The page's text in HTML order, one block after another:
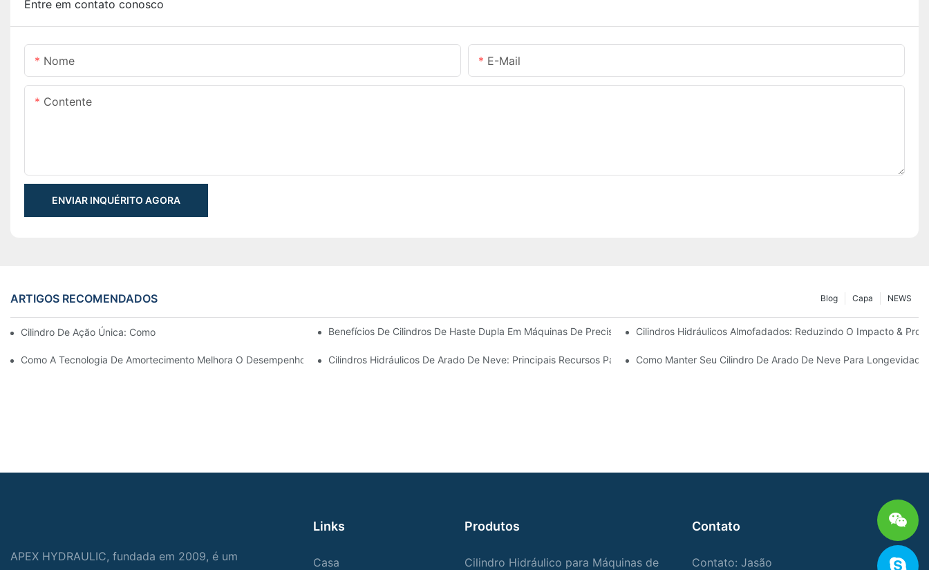
Entre em contato conosco
Nome E-Mail
Contente
ENVIAR INQUÉRITO AGORA
ARTIGOS RECOMENDADOS NEWS
Capa
Blog
Cilindro De Ação Única: Como Funciona & Aplicações Comuns Benefícios De Cilindros De Haste Dupla Em Máquinas De Precisão Cilindros Hidráulicos Almofadados: Reduzindo O Impacto &
Como A Tecnologia De Amortecimento Melhora O Desempenho Do Cilindro HidráulicoCilindros Hidráulicos De Arado De Neve: Principais Recursos Para Condições Duras De InvernoComo Manter Seu Cilindro De Arado De Neve Para Longevidade
APEX HYDRAULIC, fundada em 2009, é um
Links
Casa
Produtos
Cilindro Hidráulico para Máquinas de
Contato
Contato: Jasão